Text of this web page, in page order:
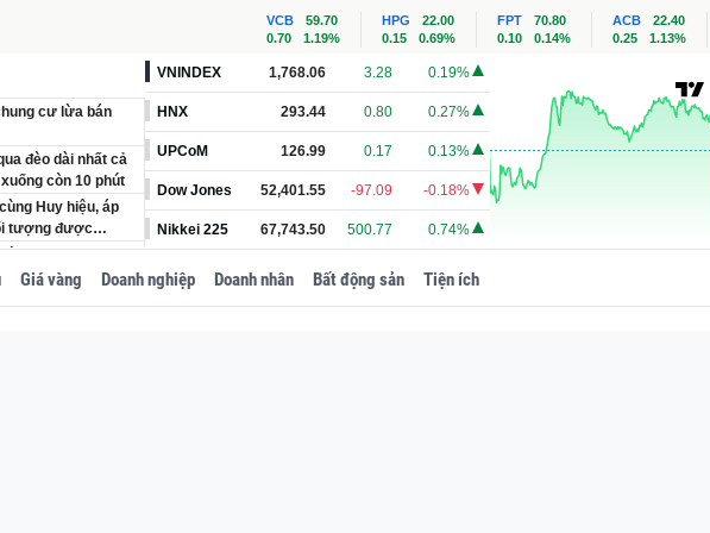
VCB
59.70
0.70
1.19%
HPG
22.00
0.15
0.69%
FPT
70.80
0.10
0.14%
ACB
22.40
0.25
1.13%
cư lừa bán
đèo dài nhất cả
còn 10 phút
Huy hiệu, áp
tượng được
thợ sửa ống
VNINDEX 1,768.06 3.28 0.19%
HNX 293.44 0.80 0.27%
UPCoM 126.99 0.17 0.13%
Dow Jones 52,401.55 -97.09 -0.18%
Nikkei 225 67,743.50 500.77 0.74%
Giá vàng Doanh nghiệp Doanh nhân Bất động sản Tiện ích